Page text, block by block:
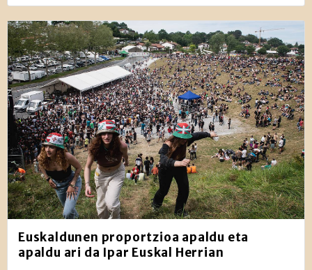
Euskaldunen proportzioa apaldu eta
apaldu ari da Ipar Euskal Herrian